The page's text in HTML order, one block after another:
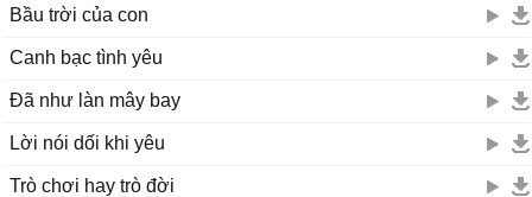
Bầu trời của con
Canh bạc tình yêu
Đã như làn mây bay
Lời nói dối khi yêu
Trò chơi hay trò đời